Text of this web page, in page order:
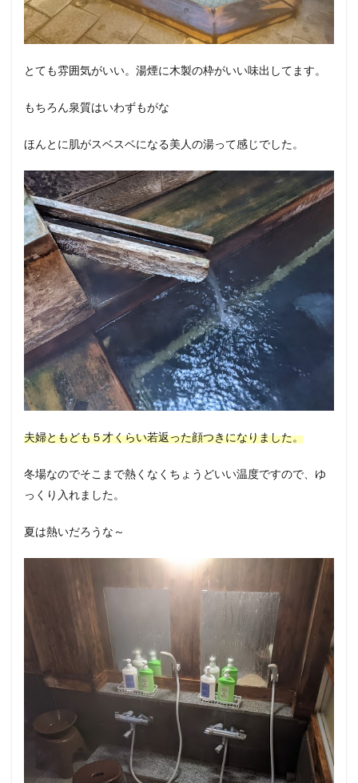
とても雰囲気がいい。湯煙に木製の枠がいい味出してます。
もちろん泉質はいわずもがな
ほんとに肌がスベスベになる美人の湯って感じでした。
夫婦ともども５才くらい若返った顔つきになりました。
冬場なのでそこまで熱くなくちょうどいい温度ですので、ゆ
っくり入れました。
夏は熱いだろうな～